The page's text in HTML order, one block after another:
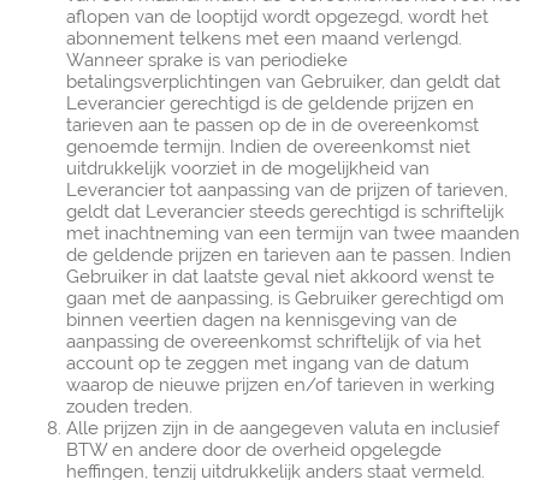
aflopen van de looptijd wordt opgezegd, wordt het
abonnement telkens met een maand verlengd.
Wanneer sprake is van periodieke
betalingsverplichtingen van Gebruiker, dan geldt dat
Leverancier gerechtigd is de geldende prijzen en
tarieven aan te passen op de in de overeenkomst
genoemde termijn. Indien de overeenkomst niet
uitdrukkelijk voorziet in de mogelijkheid van
Leverancier tot aanpassing van de prijzen of tarieven,
geldt dat Leverancier steeds gerechtigd is schriftelijk
met inachtneming van een termijn van twee maanden
de geldende prijzen en tarieven aan te passen. Indien
Gebruiker in dat laatste geval niet akkoord wenst te
gaan met de aanpassing, is Gebruiker gerechtigd om
binnen veertien dagen na kennisgeving van de
aanpassing de overeenkomst schriftelijk of via het
account op te zeggen met ingang van de datum
waarop de nieuwe prijzen en/of tarieven in werking
zouden treden.
Alle prijzen zijn in de aangegeven valuta en inclusief
BTW en andere door de overheid opgelegde
heffingen, tenzij uitdrukkelijk anders staat vermeld.